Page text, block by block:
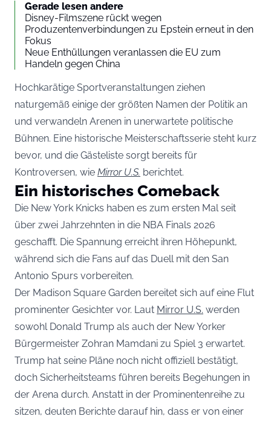
Gerade lesen andere
Disney-Filmszene rückt wegen
Produzentenverbindungen zu Epstein erneut in den
Fokus
Neue Enthüllungen veranlassen die EU zum
Handeln gegen China
Hochkarätige Sportveranstaltungen ziehen
naturgemäß einige der größten Namen der Politik an
und verwandeln Arenen in unerwartete politische
Bühnen. Eine historische Meisterschaftsserie steht kurz
bevor, und die Gästeliste sorgt bereits für
Kontroversen, wie Mirror U.S. berichtet.
Ein historisches Comeback
Die New York Knicks haben es zum ersten Mal seit
über zwei Jahrzehnten in die NBA Finals 2026
geschafft. Die Spannung erreicht ihren Höhepunkt,
während sich die Fans auf das Duell mit den San
Antonio Spurs vorbereiten.
Der Madison Square Garden bereitet sich auf eine Flut
prominenter Gesichter vor. Laut Mirror U.S. werden
sowohl Donald Trump als auch der New Yorker
Bürgermeister Zohran Mamdani zu Spiel 3 erwartet.
Trump hat seine Pläne noch nicht offiziell bestätigt,
doch Sicherheitsteams führen bereits Begehungen in
der Arena durch. Anstatt in der Prominentenreihe zu
sitzen, deuten Berichte darauf hin, dass er von einer